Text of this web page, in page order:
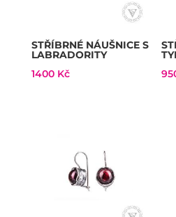
STŘÍBRNÉ NÁUŠNICE S
LABRADORITY
1400 Kč